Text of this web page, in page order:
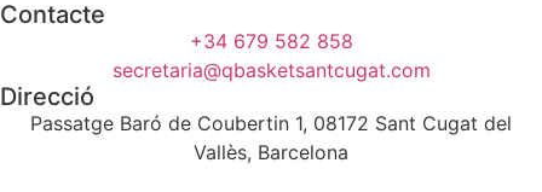
Contacte
+34 679 582 858
secretaria@qbasketsantcugat.com
Direcció
Passatge Baró de Coubertin 1, 08172 Sant Cugat del
Vallès, Barcelona